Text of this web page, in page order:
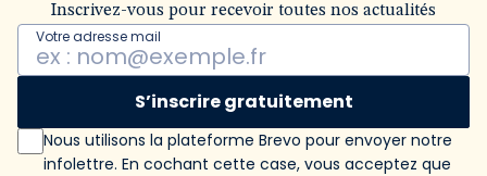
Inscrivez-vous pour recevoir toutes nos actualités
Votre adresse mail
S’inscrire gratuitement
Nous utilisons la plateforme Brevo pour envoyer notre
infolettre. En cochant cette case, vous acceptez que